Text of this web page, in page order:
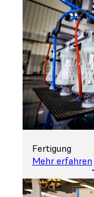
Fertigung
Mehr erfahren